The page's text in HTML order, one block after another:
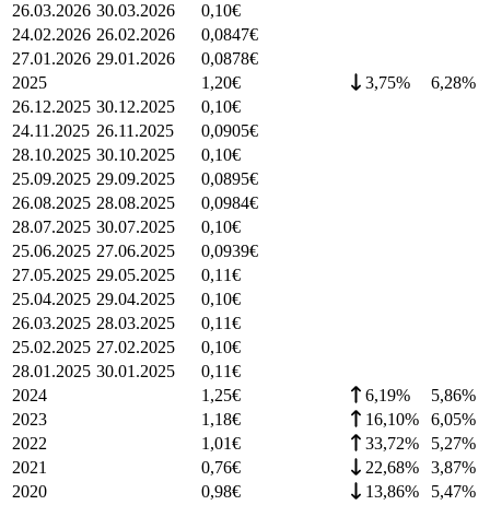
26.03.2026 30.03.2026 0,10€
24.02.2026 26.02.2026 0,0847€
27.01.2026 29.01.2026 0,0878€
2025
1,20€ 3,75% 6,28%
26.12.2025 30.12.2025 0,10€
24.11.2025 26.11.2025 0,0905€
28.10.2025 30.10.2025 0,10€
25.09.2025 29.09.2025 0,0895€
26.08.2025 28.08.2025 0,0984€
28.07.2025 30.07.2025 0,10€
25.06.2025 27.06.2025 0,0939€
27.05.2025 29.05.2025 0,11€
25.04.2025 29.04.2025 0,10€
26.03.2025 28.03.2025 0,11€
25.02.2025 27.02.2025 0,10€
28.01.2025 30.01.2025 0,11€
2024
1,25€ 6,19% 5,86%
2023
1,18€ 16,10% 6,05%
2022
1,01€ 33,72% 5,27%
2021
0,76€ 22,68% 3,87%
2020
0,98€ 13,86% 5,47%